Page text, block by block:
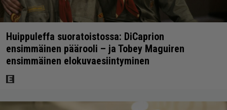
Huippuleffa suoratoistossa: DiCaprion
ensimmäinen päärooli – ja Tobey Maguiren
ensimmäinen elokuvaesiintyminen